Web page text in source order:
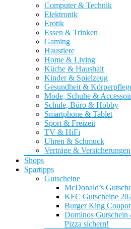
Computer & Technik
Elektronik
Erotik
Essen & Trinken
Gaming
Haustiere
Home & Living
Küche & Haushalt
Kinder & Spielzeug
Gesundheit &
Mode, Schuhe &
Schule, Büro & Hobby
Smartphone & Tablet
Sport & Freizeit
TV & HiFi
Uhren & Schmuck
Verträge & Versicherungen
Shops
Spartipps
Gutscheine
McDonald’s
KFC Gutscheine
Burger King
Dominos
Pizza sichern!